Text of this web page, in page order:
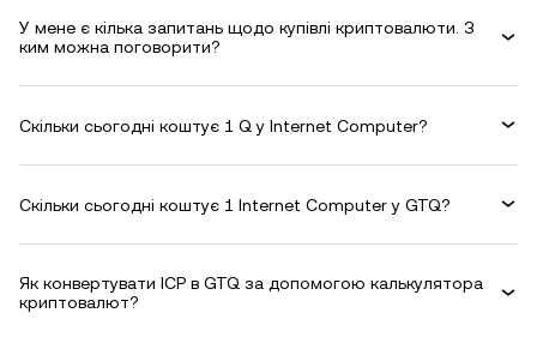
У мене є кілька запитань щодо купівлі криптовалюти. З
ким можна поговорити?
Скільки сьогодні коштує 1 Q у Internet Computer?
Скільки сьогодні коштує 1 Internet Computer у GTQ?
Як конвертувати ICP в GTQ за допомогою калькулятора
криптовалют?